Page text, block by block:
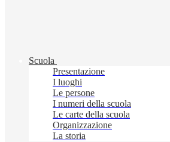
Scuola
Presentazione
I luoghi
Le persone
I numeri della scuola
Le carte della scuola
Organizzazione
La storia